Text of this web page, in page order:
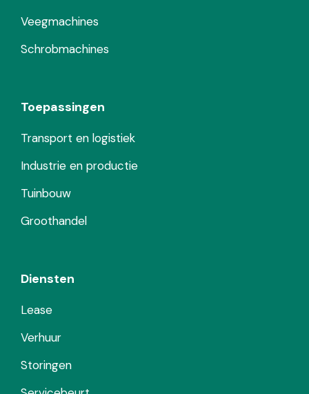
Veegmachines
Schrobmachines
Toepassingen
Transport en logistiek
Industrie en productie
Tuinbouw
Groothandel
Diensten
Lease
Verhuur
Storingen